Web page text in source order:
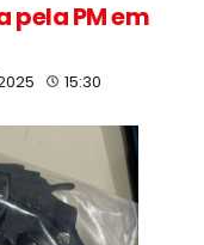
pela PM em
15:30